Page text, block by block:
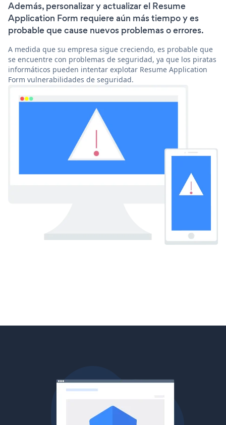
Además, personalizar y actualizar el Resume
Application Form requiere aún más tiempo y es
probable que cause nuevos problemas o errores.
A medida que su empresa sigue creciendo, es probable que
se encuentre con problemas de seguridad, ya que los piratas
informáticos pueden intentar explotar Resume Application
Form vulnerabilidades de seguridad.